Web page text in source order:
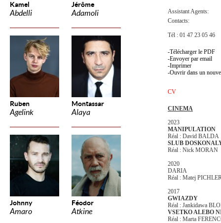
Kamel
Abdelli
Jérôme
Adamoli
Ruben
Agelink
Montassar
Alaya
Johnny
Amaro
Féodor
Atkine
Assistant Agents:
Contacts:
Tél : 01 47 23 05 46
Télécharger le PDF
Envoyer par email
Imprimer
Ouvrir dans un
CV
CINEMA
2023
MANIPULATION
Réal : David BALDA
SLUB
Réal : Nick MORAN
2020
DARIA
Réal : Matej
2017
GWIAZDY
Réal : Jankidawa
VSETKO ALEBO
Réal : Marta